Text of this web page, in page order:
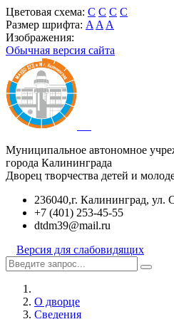
Цветовая схема: C C C C
Размер шрифта: A A A
Изображения:
Обычная версия сайта
Муниципальное автономное
города Калининграда
Дворец творчества детей и
236040,г. Калининград, ул.
+7 (401) 253-45-55
dtdm39@mail.ru
Версия для слабовидящих
О дворце
Сведения